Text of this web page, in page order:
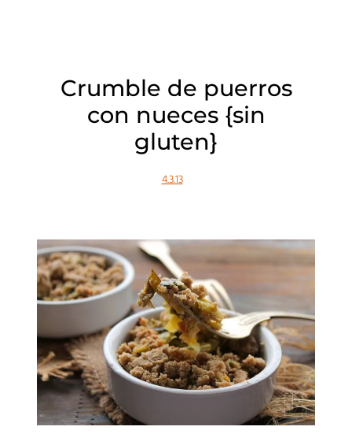
Crumble de puerros
con nueces {sin
gluten}
4.3.13